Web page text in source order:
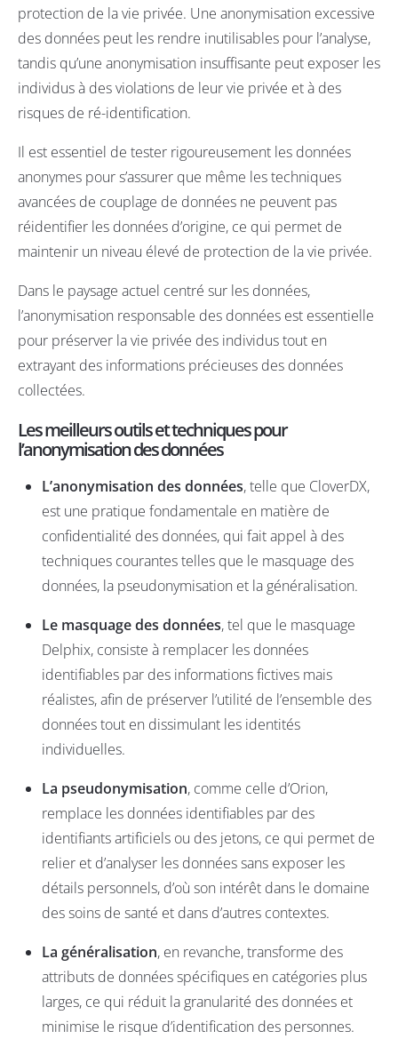
protection de la vie privée. Une anonymisation excessive
des données peut les rendre inutilisables pour l’analyse,
tandis qu’une anonymisation insuffisante peut exposer les
individus à des violations de leur vie privée et à des
risques de ré-identification.
Il est essentiel de tester rigoureusement les données
anonymes pour s’assurer que même les techniques
avancées de couplage de données ne peuvent pas
réidentifier les données d’origine, ce qui permet de
maintenir un niveau élevé de protection de la vie privée.
Dans le paysage actuel centré sur les données,
l’anonymisation responsable des données est essentielle
pour préserver la vie privée des individus tout en
extrayant des informations précieuses des données
collectées.
Les meilleurs outils et techniques pour
l’anonymisation des données
L’anonymisation des données,telle que CloverDX,
est une pratique fondamentale en matière de
confidentialité des données, qui fait appel à des
techniques courantes telles que le masquage des
données, la pseudonymisation et la généralisation.
Le masquage des données,tel que le masquage
Delphix, consiste à remplacer les données
identifiables par des informations fictives mais
réalistes, afin de préserver l’utilité de l’ensemble des
données tout en dissimulant les identités
individuelles.
La pseudonymisation, comme celle d’Orion,
remplace les données identifiables par des
identifiants artificiels ou des jetons, ce qui permet de
relier et d’analyser les données sans exposer les
détails personnels, d’où son intérêt dans le domaine
des soins de santé et dans d’autres contextes.
La généralisation, en revanche, transforme des
attributs de données spécifiques en catégories plus
larges, ce qui réduit la granularité des données et
minimise le risque d’identification des personnes.